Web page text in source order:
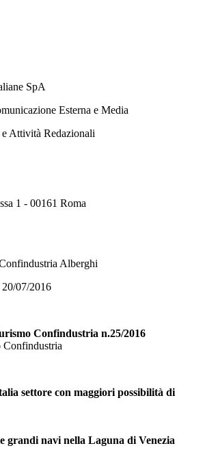
SpA
Esterna e Media
Attività Redazionali
1 - 00161 Roma
Alberghi
07/2016
Confindustria n.25/2016
Confindustria
settore con maggiori possibilità di
grandi navi nella Laguna di Venezia